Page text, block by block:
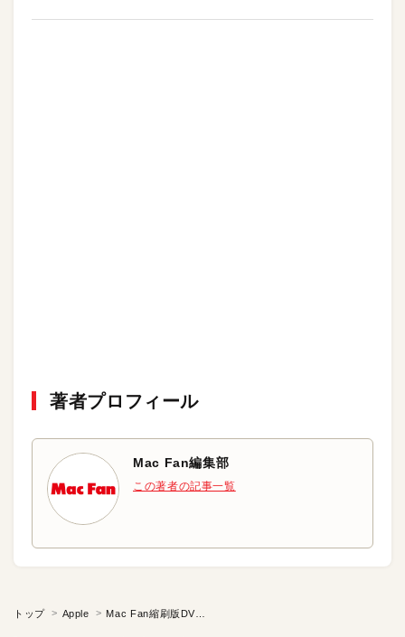
著者プロフィール
Mac Fan編集部
この著者の記事一覧
トップ Apple